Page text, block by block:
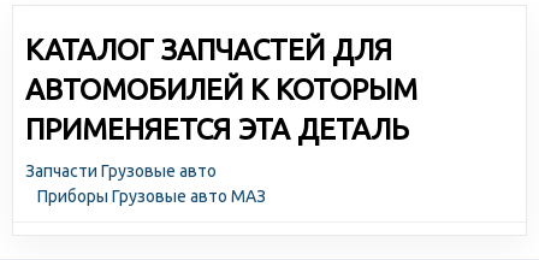
КАТАЛОГ ЗАПЧАСТЕЙ ДЛЯ
АВТОМОБИЛЕЙ К КОТОРЫМ
ПРИМЕНЯЕТСЯ ЭТА ДЕТАЛЬ
Запчасти Грузовые авто
Приборы Грузовые авто МАЗ